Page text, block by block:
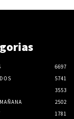
6697
5741
3553
2502
1781